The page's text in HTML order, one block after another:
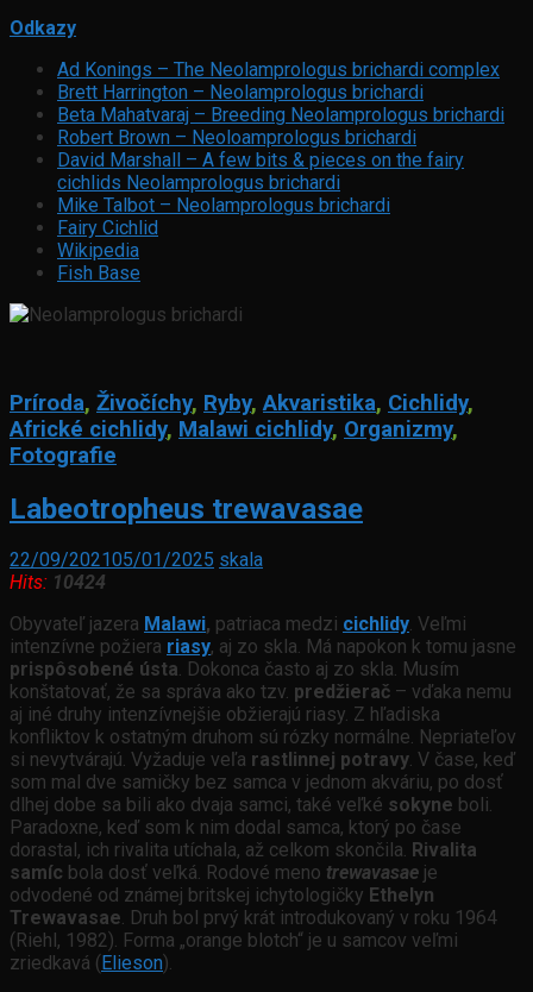
Odkazy
Ad Konings – The Neolamprologus brichardi complex
Brett Harrington – Neolamprologus brichardi
Beta Mahatvaraj – Breeding Neolamprologus brichardi
Robert Brown – Neoloamprologus brichardi
David Marshall – A few bits & pieces on the fairy
cichlids Neolamprologus brichardi
Mike Talbot – Neolamprologus brichardi
Fairy Cichlid
Wikipedia
Fish Base
Príroda, Živočíchy, Ryby,Akvaristika, Cichlidy,
Africké cichlidy, Malawi cichlidy, Organizmy,
Fotografie
Labeotropheus trewavasae
22/09/202105/01/2025 skala
Hits: 10424
Obyvateľ jazera Malawi, patriaca medzi cichlidy. Veľmi
intenzívne požiera riasy, aj zo skla. Má napokon k tomu jasne
prispôsobené ústa. Dokonca často aj zo skla. Musím
konštatovať, že sa správa ako tzv. predžierač – vďaka nemu
aj iné druhy intenzívnejšie obžierajú riasy. Z hľadiska
konfliktov k ostatným druhom sú rózky normálne. Nepriateľov
si nevytvárajú. Vyžaduje veľa rastlinnej potravy. V čase, keď
som mal dve samičky bez samca v jednom akváriu, po dosť
dlhej dobe sa bili ako dvaja samci, také veľké sokyne boli.
Paradoxne, keď som k nim dodal samca, ktorý po čase
dorastal, ich rivalita utíchala, až celkom skončila. Rivalita
samíc bola dosť veľká. Rodové meno trewavasae je
odvodené od známej britskej ichytologičky Ethelyn
Trewavasae. Druh bol prvý krát introdukovaný v roku 1964
(Riehl, 1982). Forma „orange blotch“ je u samcov veľmi
zriedkavá ( Elieson).